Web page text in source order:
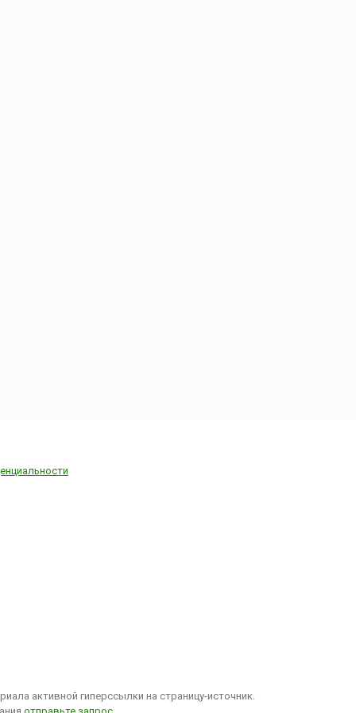
активной гиперссылки на страницу-источник.